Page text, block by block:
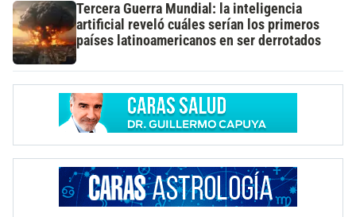
Tercera Guerra Mundial: la inteligencia
artificial reveló cuáles serían los primeros
países latinoamericanos en ser derrotados